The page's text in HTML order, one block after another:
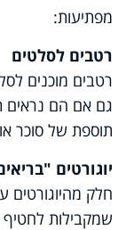
מפתיעות:
רטבים לסלטים
רטבים מוכנים
גם אם הם נראים
תוספת של סוכר
יוגורטים
חלק מהיוגורטים
שמקבילות לחטיף